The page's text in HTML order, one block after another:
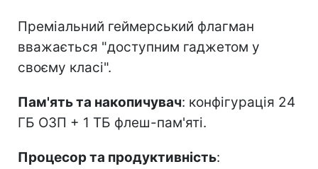
Преміальний геймерський флагман
вважається "доступним гаджетом у
своєму класі".
Пам'ять та накопичувач: конфігурація 24
ГБ ОЗП + 1 ТБ флеш-пам'яті.
Процесор та продуктивність: